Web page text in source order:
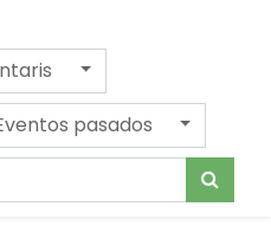
pasados